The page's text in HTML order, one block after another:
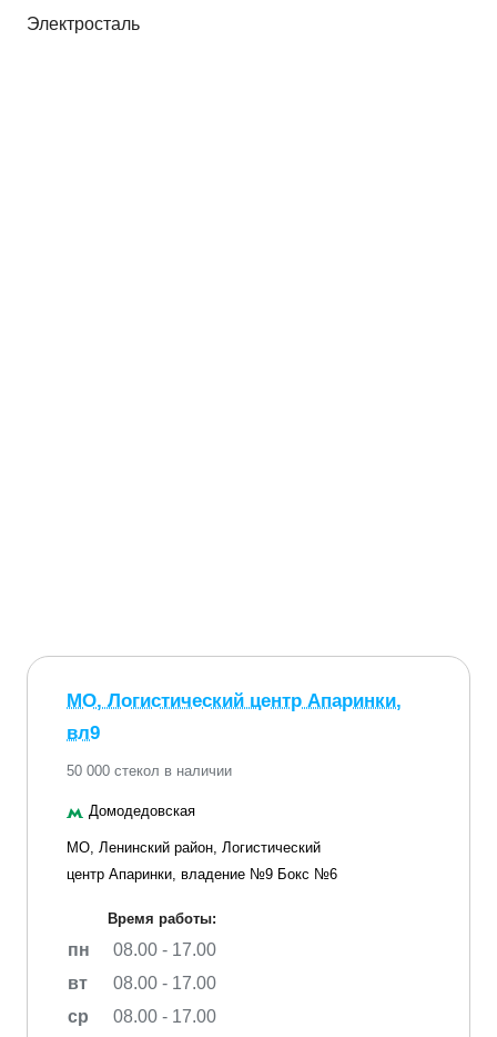
Электросталь
МО, Логистический центр Апаринки,
вл9
50 000 стекол в наличии
Домодедовская
МО, Ленинский район, Логистический
центр Апаринки, владение №9 Бокс №6
Время работы:
пн
08.00 - 17.00
вт
08.00 - 17.00
ср
08.00 - 17.00